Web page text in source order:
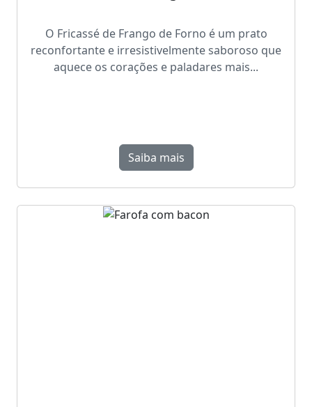
O Fricassé de Frango de Forno é um prato
reconfortante e irresistivelmente saboroso que
aquece os corações e paladares mais...
Saiba mais